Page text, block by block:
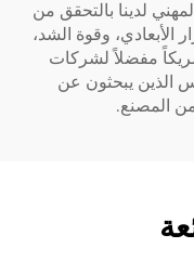
لدينا بالتحقق من
وقوة الشد،
مفضلاً لشركات
الذين يبحثون عن
المصنع.